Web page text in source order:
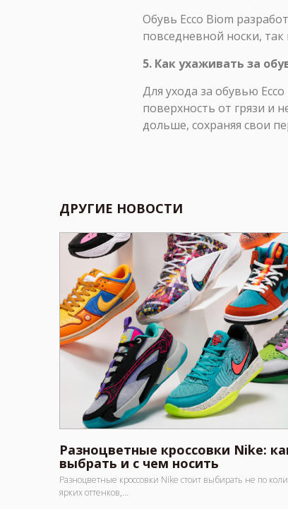
Обувь Ecco Biom
повседневной носки,
5. Как ухаживать за
Для ухода за обувью
поверхность от грязи и
дольше, сохраняя свои
ДРУГИЕ НОВОСТИ
Разноцветные кроссовки Nike:
выбрать и с чем носить
Разноцветные кроссовки Nike стоит выбирать не по
ярких оттенков,...